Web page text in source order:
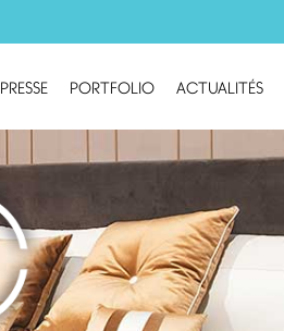
PRESSE PORTFOLIO ACTUALITÉS